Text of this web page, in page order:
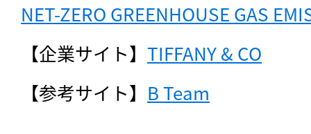
NET-ZERO GREENHOUSE GAS
【企業サイト】 TIFFANY & CO
【参考サイト】 B Team